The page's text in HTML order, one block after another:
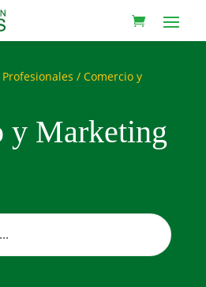
/ Comercio y
y Marketing